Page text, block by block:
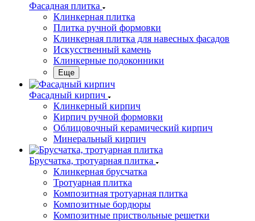
Фасадная плитка
Клинкерная плитка
Плитка ручной формовки
Клинкерная плитка для навесных фасадов
Искусственный камень
Клинкерные подоконники
Еще
Фасадный кирпич
Клинкерный кирпич
Кирпич ручной формовки
Облицовочный керамический кирпич
Минеральный кирпич
Брусчатка, тротуарная плитка
Клинкерная брусчатка
Тротуарная плитка
Композитная тротуарная плитка
Композитные бордюры
Композитные приствольные решетки